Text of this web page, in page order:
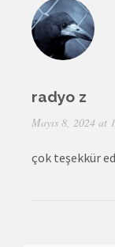
radyo z
Mayıs 8, 2024 at
çok teşekkür